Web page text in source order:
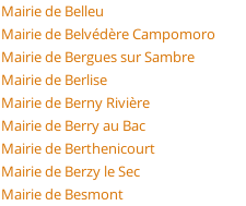
Mairie de Belleu
Mairie de Belvédère Campomoro
Mairie de Bergues sur Sambre
Mairie de Berlise
Mairie de Berny Rivière
Mairie de Berry au Bac
Mairie de Berthenicourt
Mairie de Berzy le Sec
Mairie de Besmont